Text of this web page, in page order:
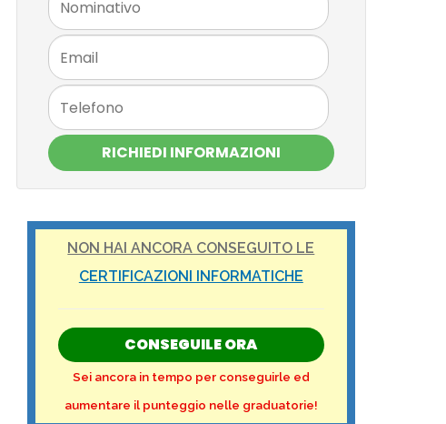
RICHIEDI INFORMAZIONI
NON HAI ANCORA CONSEGUITO LE
CERTIFICAZIONI INFORMATICHE
CONSEGUILE ORA
Sei ancora in tempo per conseguirle ed
aumentare il punteggio nelle graduatorie!